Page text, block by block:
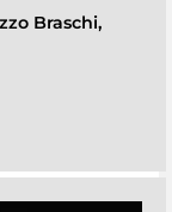
Braschi,